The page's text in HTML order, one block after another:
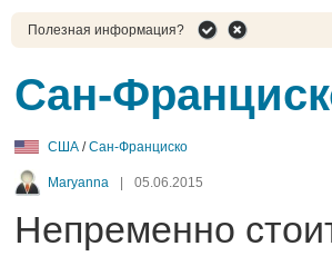
Полезная информация?
Сан-
США /Сан-Франциско
Maryanna 05.06.2015
Непременно